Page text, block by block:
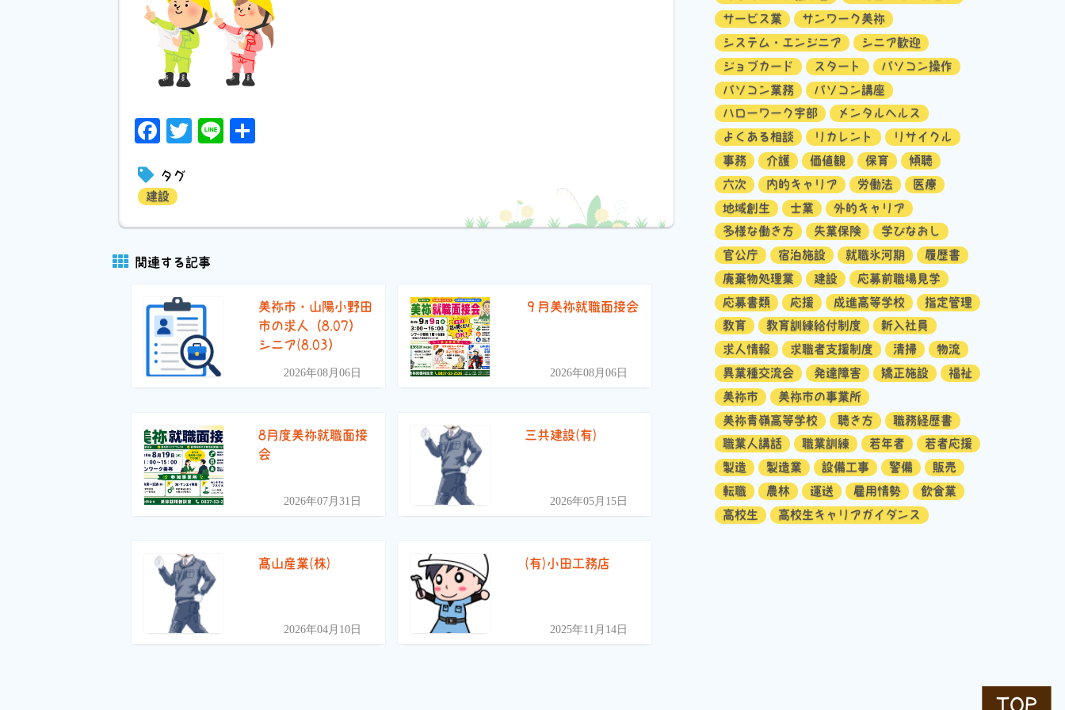
Facebook
Twitter
Line
タグ
建設
関連する記事
美祢市・山陽小野田
市の求人（8.07）
シニア(8.03）
2026年08月06日
９月美祢就職面接会
2026年08月06日
8月度美祢就職面接
会
2026年07月31日
三共建設(有)
2026年05月15日
髙山産業(株)
2026年04月10日
(有)小田工務店
2025年11月14日
サービス業
サンワーク美祢
システム・エンジニア
シニア歓迎
ジョブカード
スタート
パソコン操作
パソコン業務
パソコン講座
ハローワーク宇部
メンタルヘルス
よくある相談
リカレント
リサイクル
事務
介護 価値観 保育
傾聴
六次
内的キャリア 労働法
医療
地域創生
士業
外的キャリア
多様な働き方
失業保険
学びなおし
官公庁
宿泊施設 就職氷河期
履歴書
廃棄物処理業
建設
応募前職場見学
応募書類
応援 成進高等学校
指定管理
教育
教育訓練給付制度
新入社員
求人情報
求職者支援制度 清掃
物流
異業種交流会
発達障害 矯正施設
福祉
美祢市
美祢市の事業所
美祢青嶺高等学校
聴き方
職務経歴書
職業人講話
職業訓練 若年者
若者応援
製造
製造業 設備工事 警備
販売
転職
農林 運送 雇用情勢
飲食業
高校生
高校生キャリアガイダンス
TOP